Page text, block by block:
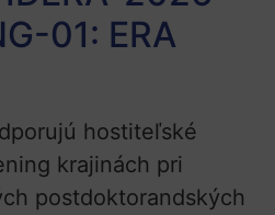
01: ERA
hostiteľské
krajinách pri
postdoktorandských